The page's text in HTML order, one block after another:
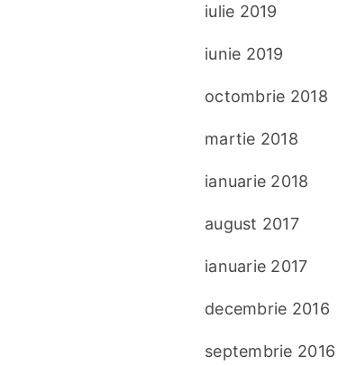
iulie 2019
iunie 2019
octombrie 2018
martie 2018
ianuarie 2018
august 2017
ianuarie 2017
decembrie 2016
septembrie 2016